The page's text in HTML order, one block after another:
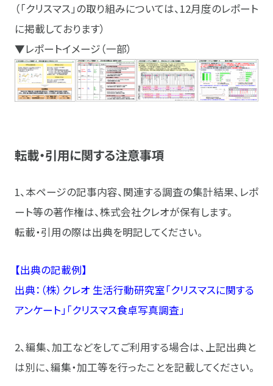
（「クリスマス」の取り組みについては、12月度のレポート
に掲載しております）
▼レポートイメージ（一部）
転載・引用に関する注意事項
1、本ページの記事内容、関連する調査の集計結果、レポ
ート等の著作権は、株式会社クレオが保有します。
転載・引用の際は出典を明記してください。
【出典の記載例】
出典：（株）クレオ 生活行動研究室「クリスマスに関する
アンケート」「クリスマス食卓写真調査」
2、編集、加工などをしてご利用する場合は、上記出典と
は別に、編集・加工等を行ったことを記載してください。